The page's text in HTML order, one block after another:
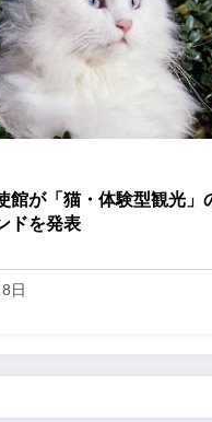
館が「猫・体験型観光」
ドを発表
日